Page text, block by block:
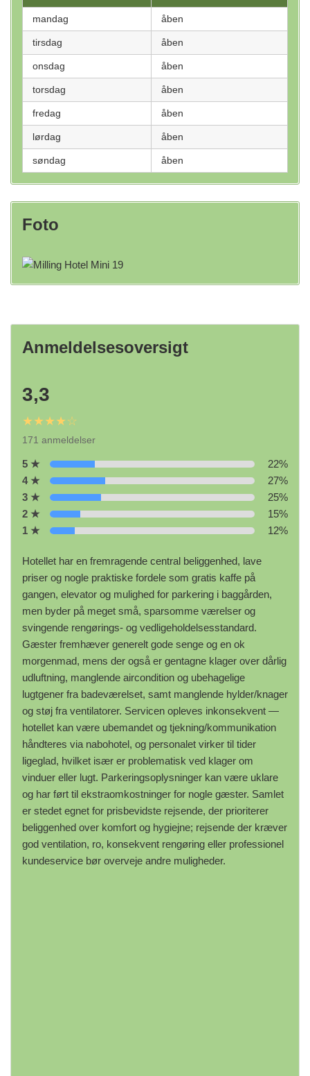
mandag åben
tirsdag åben
onsdag åben
torsdag åben
fredag åben
lørdag åben
søndag åben
Foto
Anmeldelsesoversigt
3,3
★★★★☆
171 anmeldelser
5 ★
22%
4 ★
27%
3 ★
25%
2 ★
15%
1 ★
12%
Hotellet har en fremragende central beliggenhed, lave
priser og nogle praktiske fordele som gratis kaffe på
gangen, elevator og mulighed for parkering i baggården,
men byder på meget små, sparsomme værelser og
svingende rengørings- og vedligeholdelsesstandard.
Gæster fremhæver generelt gode senge og en ok
morgenmad, mens der også er gentagne klager over dårlig
udluftning, manglende aircondition og ubehagelige
lugtgener fra badeværelset, samt manglende hylder/knager
og støj fra ventilatorer. Servicen opleves inkonsekvent —
hotellet kan være ubemandet og tjekning/kommunikation
håndteres via nabohotel, og personalet virker til tider
ligeglad, hvilket især er problematisk ved klager om
vinduer eller lugt. Parkeringsoplysninger kan være uklare
og har ført til ekstraomkostninger for nogle gæster. Samlet
er stedet egnet for prisbevidste rejsende, der prioriterer
beliggenhed over komfort og hygiejne; rejsende der kræver
god ventilation, ro, konsekvent rengøring eller professionel
kundeservice bør overveje andre muligheder.